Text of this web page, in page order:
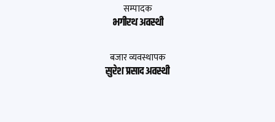
सम्पादक
भगीरथ अवस्थी
बजार व्यवस्थापक
सुरेश प्रसाद अवस्थी